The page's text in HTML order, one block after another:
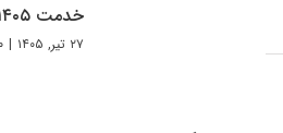
خدمت ۱۴۰۵
۲۷ تیر, ۱۴۰۵ | ۰ دیدگاه